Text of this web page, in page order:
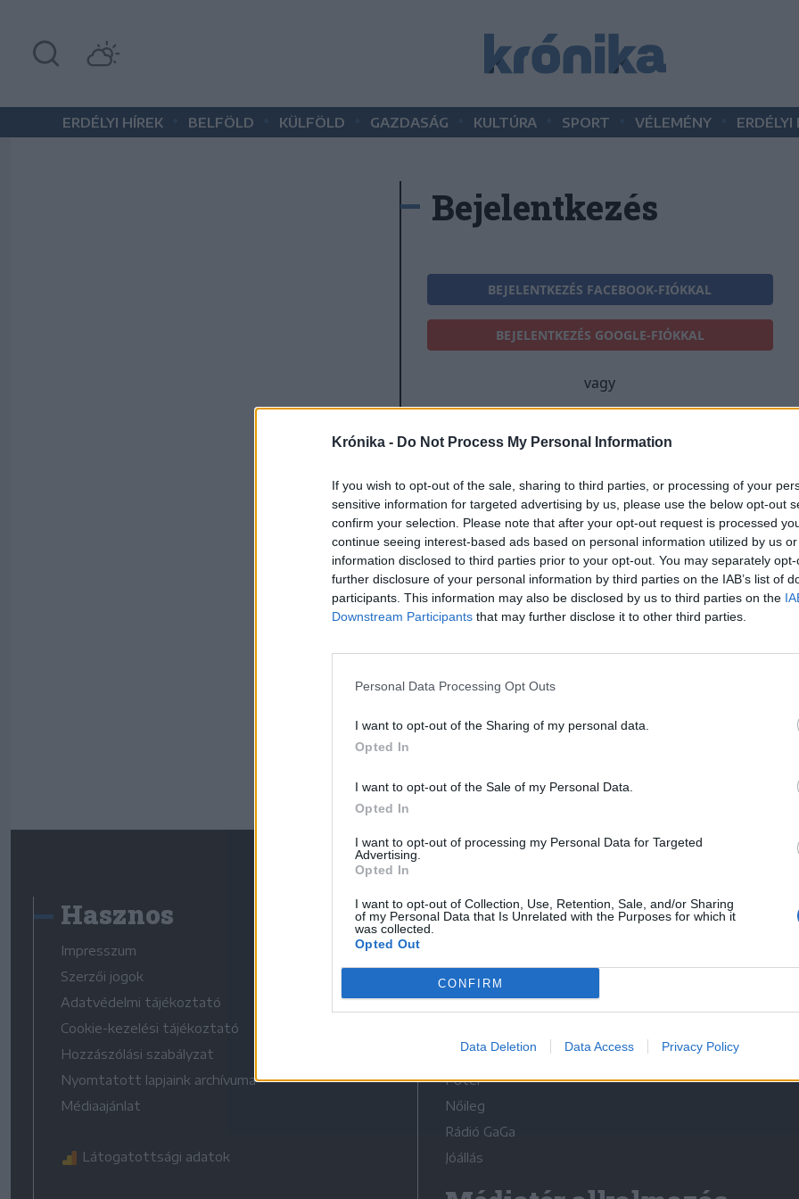
Krónika - Do Not Process My Personal Information
If you wish to opt-out of the sale, sharing to third parties, or processing of your
sensitive information for targeted advertising by us, please use the below opt-out
confirm your selection. Please note that after your opt-out request is processed
continue seeing interest-based ads based on personal information utilized by us
information disclosed to third parties prior to your opt-out. You may separately
further disclosure of your personal information by third parties on the IAB’s list of
participants. This information may also be disclosed by us to third parties on the
Downstream Participants that may further disclose it to other third parties.
Personal Data Processing Opt Outs
I want to opt-out of the Sharing of my personal data.
Opted In
I want to opt-out of the Sale of my Personal Data.
Opted In
I want to opt-out of processing my Personal Data for Targeted
Advertising.
Opted In
I want to opt-out of Collection, Use, Retention, Sale, and/or Sharing
of my Personal Data that Is Unrelated with the Purposes for which it
was collected.
Opted Out
CONFIRM
Data Deletion Data Access Privacy Policy
ERDÉLYI HÍREK BELFÖLD KÜLFÖLD GAZDASÁG KULTÚRA SPORT VÉLEMÉNY ERDÉLYI
Bejelentkezés
BEJELENTKEZÉS FACEBOOK-FIÓKKAL
BEJELENTKEZÉS GOOGLE-FIÓKKAL
vagy
Jelszó
Elfelejtette a jelszavát?
Regisztráció
Hasznos
Impresszum
Szerzői jogok
Adatvédelmi tájékoztató
Cookie-kezelési tájékoztató
Hozzászólási szabályzat
Nyomtatott lapjaink archívuma
Médiaajánlat
Látogatottsági adatok
Médiatér
Székely Sport
Liget
Erdélyi Napló
Főtér
Nőileg
Rádió GaGa
Jóállás